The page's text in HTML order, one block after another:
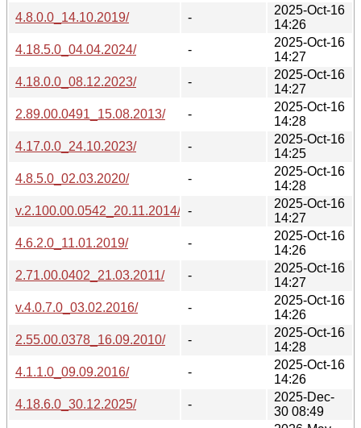
4.8.0.0_14.10.2019/
-
2025-Oct-16
14:26
4.18.5.0_04.04.2024/
-
2025-Oct-16
14:27
4.18.0.0_08.12.2023/
-
2025-Oct-16
14:27
2.89.00.0491_15.08.2013/
-
2025-Oct-16
14:28
4.17.0.0_24.10.2023/
-
2025-Oct-16
14:25
4.8.5.0_02.03.2020/
-
2025-Oct-16
14:28
v.2.100.00.0542_20.11.2014/ -
2025-Oct-16
14:27
4.6.2.0_11.01.2019/
-
2025-Oct-16
14:26
2.71.00.0402_21.03.2011/
-
2025-Oct-16
14:27
v.4.0.7.0_03.02.2016/
-
2025-Oct-16
14:26
2.55.00.0378_16.09.2010/
-
2025-Oct-16
14:28
4.1.1.0_09.09.2016/
-
2025-Oct-16
14:26
4.18.6.0_30.12.2025/
-
2025-Dec-
30 08:49